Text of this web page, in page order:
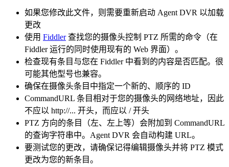
如果您修改此文件，则需要重新启动 Agent DVR 以加载
更改
使用 Fiddler查找您的摄像头控制 PTZ 所需的命令（在
Fiddler 运行的同时使用现有的 Web 界面）。
检查现有条目与您在 Fiddler 中看到的内容是否匹配。很
可能其他型号也兼容。
确保在摄像头条目中指定一个新的、顺序的 ID
CommandURL 条目相对于您的摄像头的网络地址，因此
不应以 http://... 开头，而应以 / 开头
PTZ 方向的条目（左、左上等）会附加到 CommandURL
的查询字符串中。Agent DVR 会自动构建 URL。
要测试您的更改，请确保记得编辑摄像头并将 PTZ 模式
更改为您的新条目。